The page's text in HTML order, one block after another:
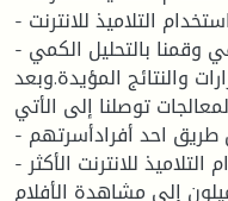
- تقييم المعلمين لاستخدام التلاميذ للانترنت.
- استخدمنا المنهج الوصفي وقمنا بالتحليل الكمي
والنتائج المؤيدة.وبعد
توصلنا إلى الأتي:
- أن الأطفال تعلموا الانترنت عن طريق احد أفرادأسرتهم.
- أكدت نتائج الدراسة أن استخدام التلاميذ للانترنت الأكثر
إلى مشاهدة الأفلام.